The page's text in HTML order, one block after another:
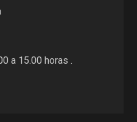
a 15.00 horas .